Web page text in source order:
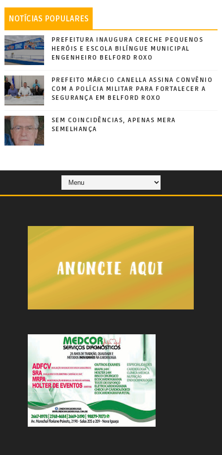
NOTÍCIAS POPULARES
PREFEITURA INAUGURA CRECHE PEQUENOS
HERÓIS E ESCOLA BILÍNGUE MUNICIPAL
ENGENHEIRO BELFORD ROXO
PREFEITO MÁRCIO CANELLA ASSINA CONVÊNIO
COM A POLÍCIA MILITAR PARA FORTALECER A
SEGURANÇA EM BELFORD ROXO
SEM COINCIDÊNCIAS, APENAS MERA
SEMELHANÇA